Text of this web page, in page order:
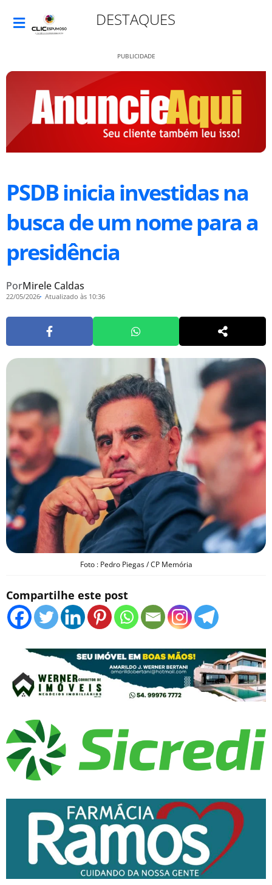
DESTAQUES
PUBLICIDADE
PSDB inicia investidas na
busca de um nome para a
presidência
PorMirele Caldas
22/05/2026 Atualizado às 10:36
Foto : Pedro Piegas / CP Memória
Compartilhe este post